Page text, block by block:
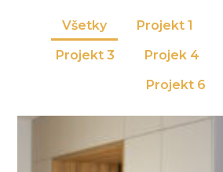
Všetky Projekt 1
Projekt 3
Projek 4
Projekt 6